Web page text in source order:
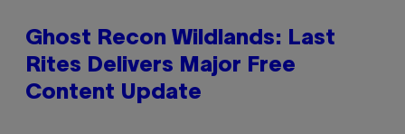
Ghost Recon Wildlands: Last
Rites Delivers Major Free
Content Update